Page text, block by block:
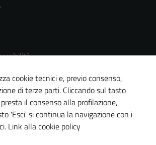
Servizi
del sito
cookie tecnici e, previo consenso,
di terze parti. Cliccando sul tasto
il consenso alla profilazione,
'Esci' si continua la navigazione con i
Link alla cookie policy